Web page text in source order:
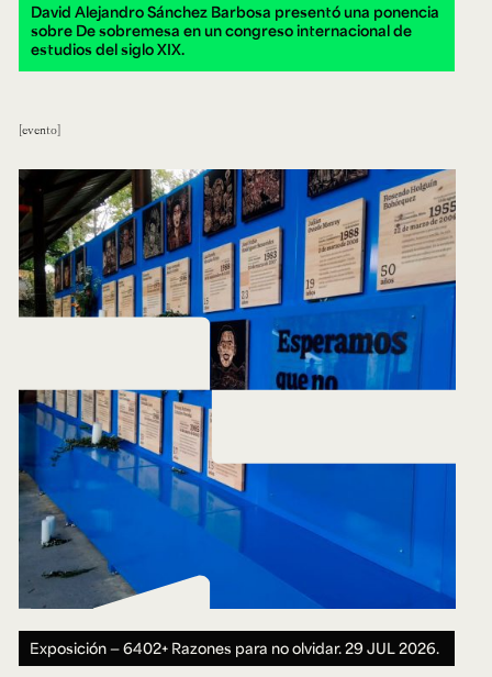
David Alejandro Sánchez Barbosa presentó una ponencia
sobre De sobremesa en un congreso internacional de
estudios del siglo XIX.
evento
Exposición — 6402+ Razones para no olvidar.29 JUL 2026.